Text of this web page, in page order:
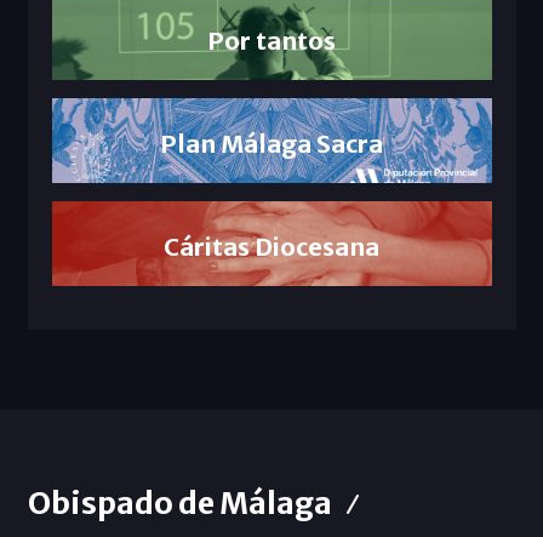
Por tantos
Plan Málaga Sacra
Cáritas Diocesana
Obispado de Málaga